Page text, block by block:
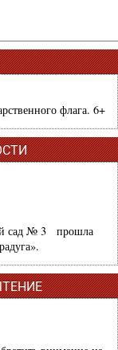
флага. 6+
сад № 3 прошла